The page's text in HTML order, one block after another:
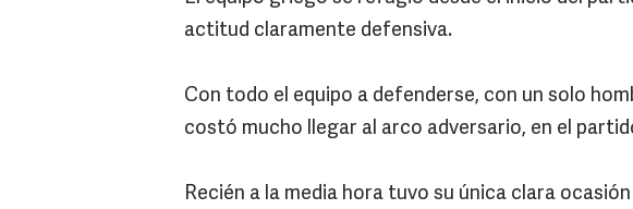
actitud claramente defensiva.
Con todo el equipo a defenderse, con un solo
costó mucho llegar al arco adversario, en el
Recién a la media hora tuvo su única clara